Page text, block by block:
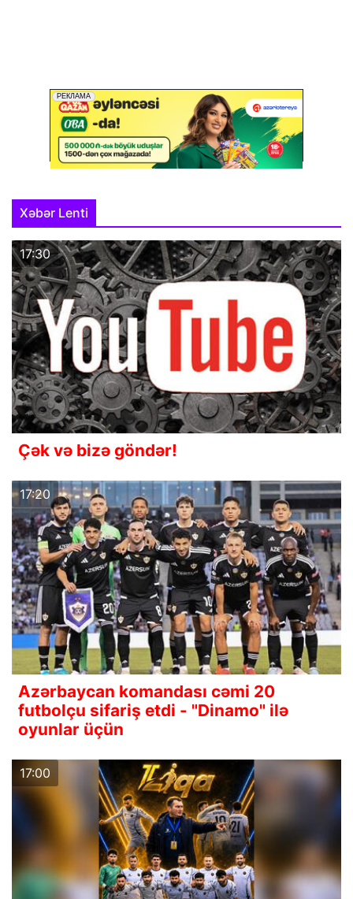
Xəbər Lenti
17:30
Çək və bizə göndər!
17:20
Azərbaycan komandası cəmi 20
futbolçu sifariş etdi - "Dinamo" ilə
oyunlar üçün
17:00